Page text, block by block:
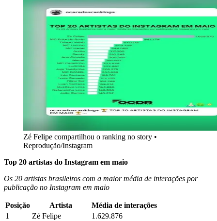
Zé Felipe compartilhou o ranking no story •
Reprodução/Instagram
Top 20 artistas do Instagram em maio
Os 20 artistas brasileiros com a maior média de interações por
publicação no Instagram em maio
Posição Artista
Média de interações
1
Zé Felipe
1.629.876